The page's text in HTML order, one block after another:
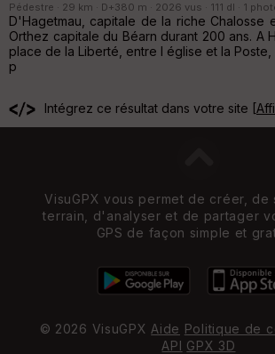
Pédestre · 29 km · D+380 m · 2026 vus · 111 dl · 1
D'Hagetmau, capitale de la riche Chalosse
Orthez capitale du Béarn durant 200 ans. A
place de la Liberté, entre l église et la
p
Intégrez ce résultat dans votre site [
VisuGPX vous permet de créer, de
terrain, d'analyser et de partager
GPS de façon simple et
© 2026 VisuGPX Aide Politique de
API GPX 3D